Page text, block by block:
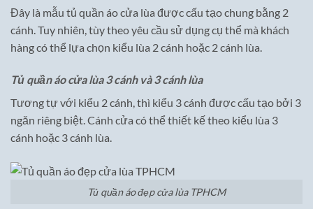
Đây là mẫu tủ quần áo cửa lùa được cấu tạo chung bằng 2
cánh. Tuy nhiên, tùy theo yêu cầu sử dụng cụ thể mà khách
hàng có thể lựa chọn kiểu lùa 2 cánh hoặc 2 cánh lùa.
Tủ quần áo cửa lùa 3 cánh và 3 cánh lùa
Tương tự với kiểu 2 cánh, thì kiểu 3 cánh được cấu tạo bởi 3
ngăn riêng biệt. Cánh cửa có thể thiết kế theo kiểu lùa 3
cánh hoặc 3 cánh lùa.
Tủ quần áo đẹp cửa lùa TPHCM